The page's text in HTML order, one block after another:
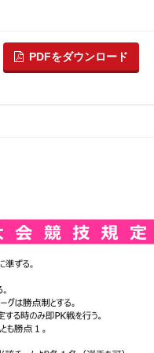
PDFをダウンロード